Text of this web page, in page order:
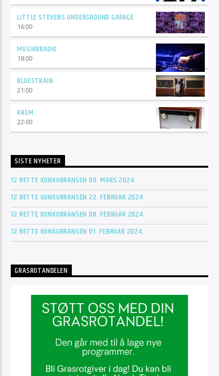
LITTLE STEVENS UNDERGROUND GARAGE
16:00
MUSIKKRADIO
18:00
BLUESTRAIN
21:00
KREM
22:00
SISTE NYHETER
12 RETTE KONKURRANSEN 09. MARS 2024
12 RETTE KONKURRANSEN 22. FEBRUAR 2024
12 RETTE KONKURRANSEN 08. FEBRUAR 2024
12 RETTE KONKURRANSEN 01. FEBRUAR 2024
GRASROTANDELEN